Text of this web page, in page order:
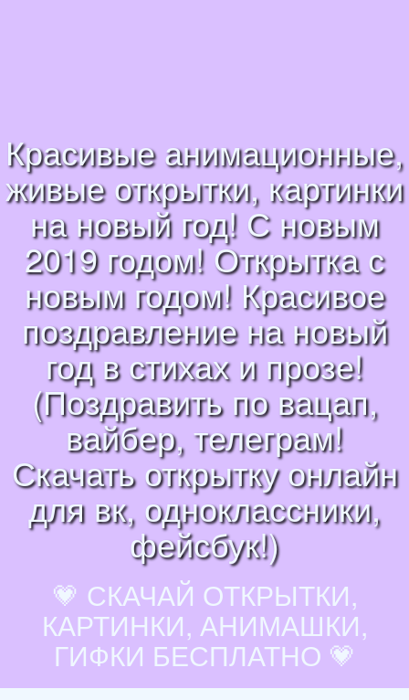
Красивые анимационные,
живые открытки, картинки
на новый год! С новым
2019 годом! Открытка с
новым годом! Красивое
поздравление на новый
год в стихах и прозе!
(Поздравить по вацап,
вайбер, телеграм!
Скачать открытку онлайн
для вк, одноклассники,
фейсбук!)
💗 СКАЧАЙ ОТКРЫТКИ,
КАРТИНКИ, АНИМАШКИ,
ГИФКИ БЕСПЛАТНО 💗